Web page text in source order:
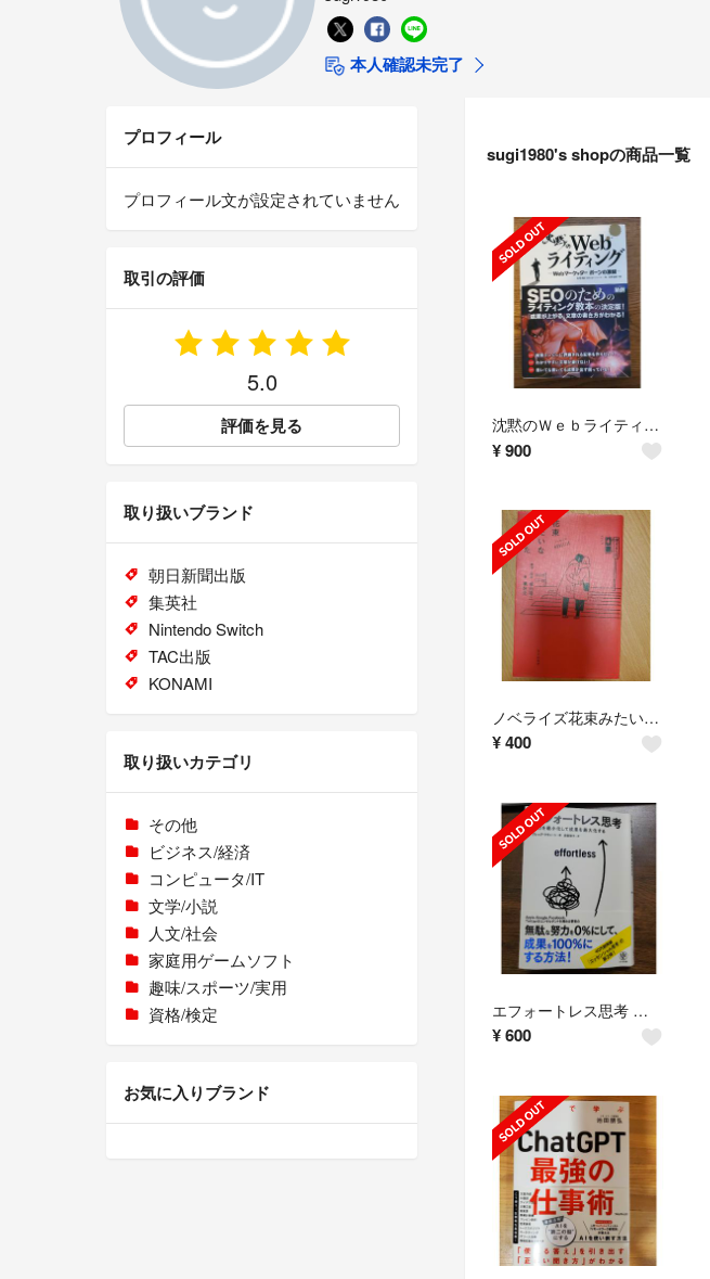
本人確認未完了
sugi1980's shopの商品一覧
沈黙のＷｅｂライティング
¥900
ノベライズ花束みたいな恋をした
¥400
エフォートレス思考 努力を最小化して成果を最大化する
¥600
プロフィール
プロフィール文が設定されていません
取引の評価
5.0
評価を見る
取り扱いブランド
朝日新聞出版
集英社
Nintendo Switch
TAC出版
KONAMI
取り扱いカテゴリ
その他
ビジネス/経済
コンピュータ/IT
文学/小説
人文/社会
家庭用ゲームソフト
趣味/スポーツ/実用
資格/検定
お気に入りブランド